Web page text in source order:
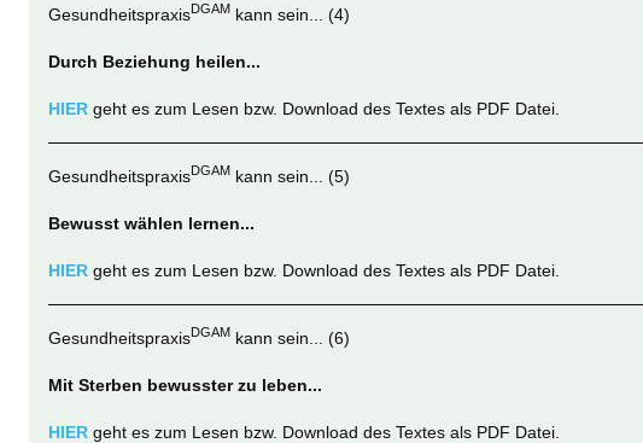
GesundheitspraxisDGAM kann sein... (4)
Durch Beziehung heilen...
HIER geht es zum Lesen bzw. Download des Textes als PDF Datei.
GesundheitspraxisDGAM kann sein... (5)
Bewusst wählen lernen...
HIER geht es zum Lesen bzw. Download des Textes als PDF Datei.
GesundheitspraxisDGAM kann sein... (6)
Mit Sterben bewusster zu leben...
HIER geht es zum Lesen bzw. Download des Textes als PDF Datei.